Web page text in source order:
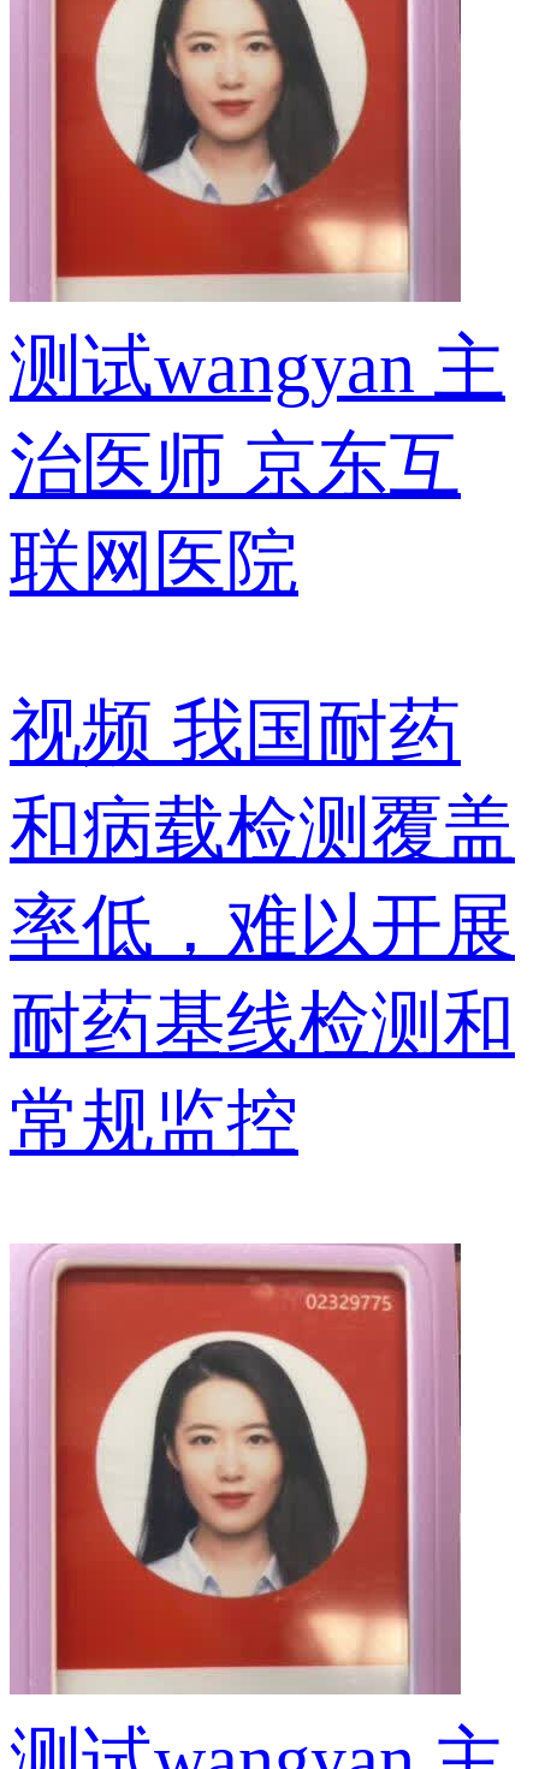
测试wangyan 主
治医师 京东互
联网医院
视频 我国耐药
和病载检测覆盖
率低，难以开展
耐药基线检测和
常规监控